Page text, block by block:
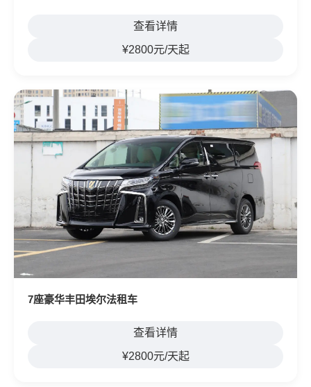
查看详情
¥2800元/天起
7座豪华丰田埃尔法租车
查看详情
¥2800元/天起